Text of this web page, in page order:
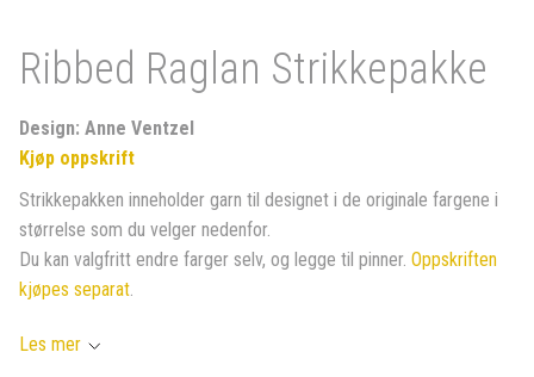
Ribbed Raglan Strikkepakke
Design: Anne Ventzel
Kjøp oppskrift
Strikkepakken inneholder garn til designet i de originale fargene i
størrelse som du velger nedenfor.
Du kan valgfritt endre farger selv, og legge til pinner. Oppskriften
kjøpes separat.
Les mer